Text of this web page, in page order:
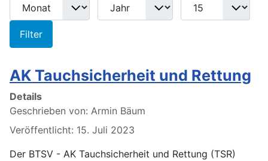
Filter
AK Tauchsicherheit und Rettung
Details
Geschrieben von: Armin Bäum
Veröffentlicht: 15. Juli 2023
Der BTSV - AK Tauchsicherheit und Rettung (TSR)